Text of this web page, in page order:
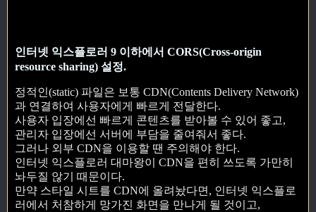
인터넷 익스플로러 9 이하에서 CORS(Cross-origin
resource sharing) 설정.
정적인(static) 파일은 보통 CDN(Contents Delivery Network)
과 연결하여 사용자에게 빠르게 전달한다.
사용자 입장에선 빠르게 콘텐츠를 받아볼 수 있어 좋고,
관리자 입장에선 서버에 부담을 줄여줘서 좋다.
그러나 외부 CDN을 이용할 땐 주의해야 한다.
인터넷 익스플로러 대마왕이 CDN을 편히 쓰도록 가만히
놔두질 않기 때문이다.
만약 스타일 시트를 CDN에 올려놨다면, 인터넷 익스플로
러에서 처참하게 망가진 화면을 만나게 될 것이고,